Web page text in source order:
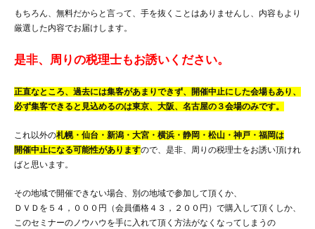
もちろん、無料だからと言って、手を抜くことはありませんし、内容もより
厳選した内容でお届けします。
是非、周りの税理士もお誘いください。
正直なところ、過去には集客があまりできず、開催中止にした会場もあり、
必ず集客できると見込めるのは東京、大阪、名古屋の３会場のみです。
これ以外の札幌・仙台・新潟・大宮・横浜・静岡・松山・神戸・福岡は
開催中止になる可能性がありますので、是非、周りの税理士をお誘い頂けれ
ばと思います。
その地域で開催できない場合、別の地域で参加して頂くか、
ＤＶＤを５４，０００円（会員価格４３，２００円）で購入して頂くしか、
このセミナーのノウハウを手に入れて頂く方法がなくなってしまうの